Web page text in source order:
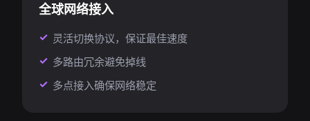
全球网络接入
灵活切换协议，保证最佳速度
多路由冗余避免掉线
多点接入确保网络稳定